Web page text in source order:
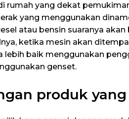
rumah yang dekat
yang menggunakan
atau bensin suaranya
ketika mesin akan
lebih baik menggunakan
genset.
produk